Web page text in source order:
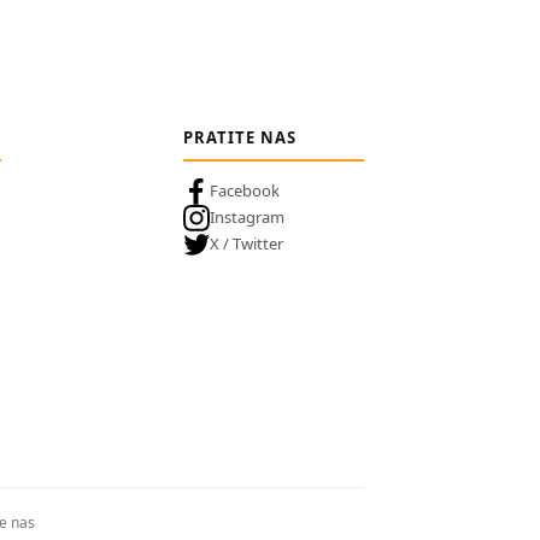
PRATITE NAS
Facebook
Instagram
X / Twitter
nas